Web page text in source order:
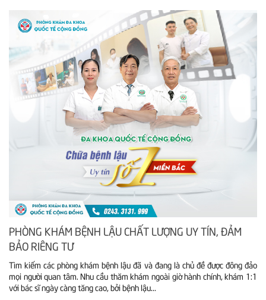
PHÒNG KHÁM BỆNH LẬU CHẤT LƯỢNG UY TÍN, ĐẢM
BẢO RIÊNG TƯ
Tìm kiếm các phòng khám bệnh lậu đã và đang là chủ đề được đông đảo
mọi người quan tâm. Nhu cầu thăm khám ngoài giờ hành chính, khám 1:1
với bác sĩ ngày càng tăng cao, bởi bệnh lậu...